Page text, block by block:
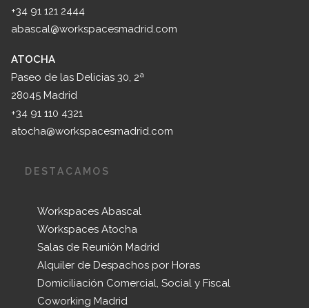
+34 91 121 2444
abascal@workspacesmadrid.com
ATOCHA
Paseo de las Delicias 30, 2ª
28045 Madrid
+34 91 110 4321
atocha@workspacesmadrid.com
DESTACAMOS
Workspaces Abascal
Workspaces Atocha
Salas de Reunión Madrid
Alquiler de Despachos por Horas
Domiciliación Comercial, Social y Fiscal
Coworking Madrid